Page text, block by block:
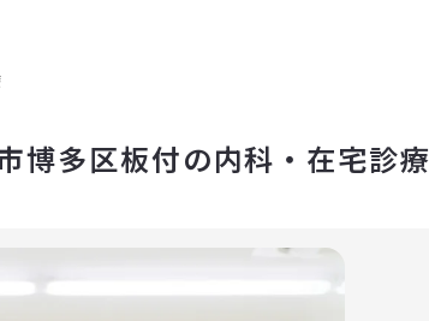
博多区板付の内科・在宅診療